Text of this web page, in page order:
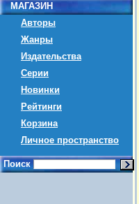
МАГАЗИН
Авторы
Жанры
Издательства
Серии
Новинки
Рейтинги
Корзина
Личное пространство
Поиск